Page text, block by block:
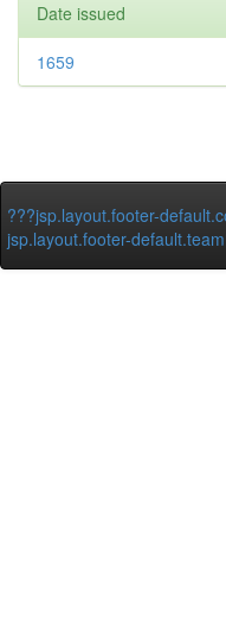
Date issued
1659
???jsp.layout.footer-
jsp.layout.footer-